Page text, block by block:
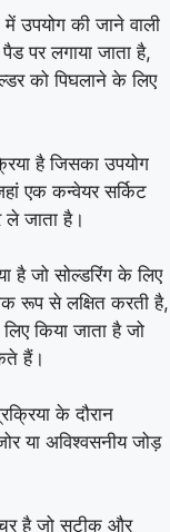
उपयोग की जाने वाली
पर लगाया जाता है,
को पिघलाने के लिए
है जिसका उपयोग
एक कन्वेयर सर्किट
ले जाता है।
है जो सोल्डरिंग के लिए
रूप से लक्षित करती है,
किया जाता है जो
हैं।
के दौरान
या अविश्वसनीय जोड़
है जो सटीक और